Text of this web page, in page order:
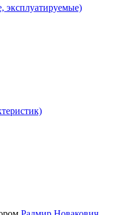
эксплуатируемые)